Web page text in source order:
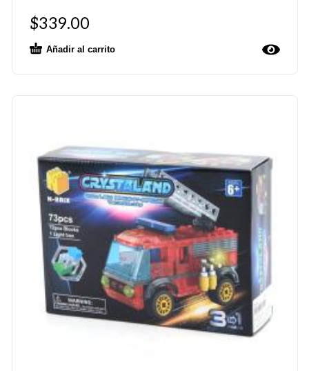
$339.00
Añadir al carrito